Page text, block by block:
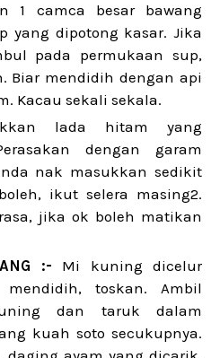
1 camca besar bawang
yang dipotong kasar. Jika
pada permukaan sup,
Biar mendidih dengan api
Kacau sekali sekala.
lada hitam yang
dengan garam
nak masukkan sedikit
ikut selera masing2.
jika ok boleh matikan
:- Mi kuning dicelur
toskan. Ambil
dan taruk dalam
kuah soto secukupnya.